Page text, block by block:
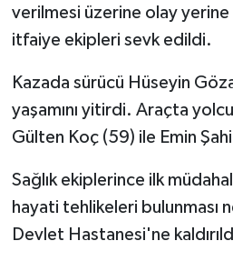
verilmesi üzerine olay yerine
itfaiye ekipleri sevk edildi.
Kazada sürücü Hüseyin
yaşamını yitirdi. Araçta
Gülten Koç (59) ile Emin
Sağlık ekiplerince ilk
hayati tehlikeleri bulunması
Devlet Hastanesi'ne